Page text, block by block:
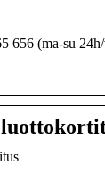
656 (ma-su